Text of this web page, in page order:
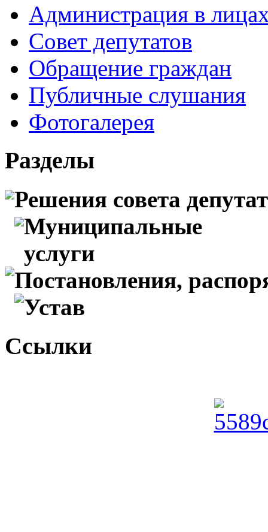
Администрация в
Совет депутатов
Обращение граждан
Публичные слушания
Фотогалерея
Разделы
Решения совета
Муниципальные
услуги
Постановления,
Устав
Ссылки